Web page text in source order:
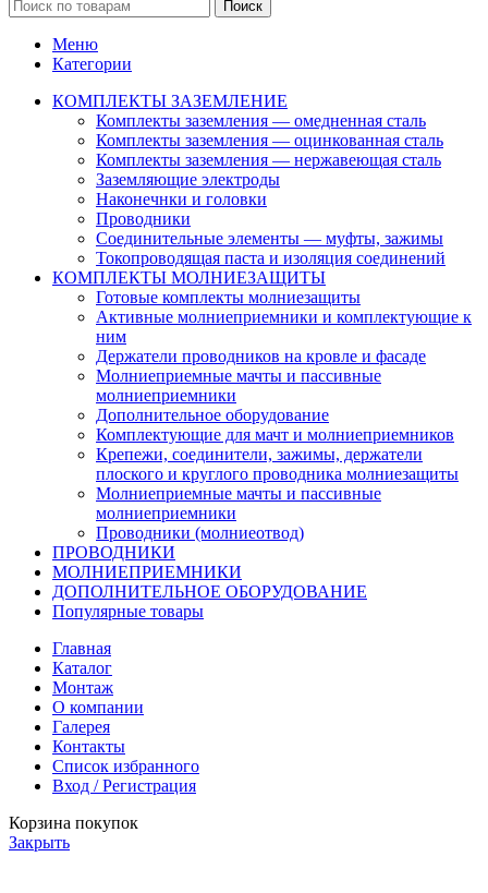
Поиск
Меню
Категории
КОМПЛЕКТЫ ЗАЗЕМЛЕНИЕ
Комплекты заземления — омедненная сталь
Комплекты заземления — оцинкованная сталь
Комплекты заземления — нержавеющая сталь
Заземляющие электроды
Наконечнки и головки
Проводники
Соединительные элементы — муфты, зажимы
Токопроводящая паста и изоляция соединений
КОМПЛЕКТЫ МОЛНИЕЗАЩИТЫ
Готовые комплекты молниезащиты
Активные молниеприемники и комплектующие к
ним
Держатели проводников на кровле и фасаде
Молниеприемные мачты и пассивные
молниеприемники
Дополнительное оборудование
Комплектующие для мачт и молниеприемников
Крепежи, соединители, зажимы, держатели
плоского и круглого проводника молниезащиты
Молниеприемные мачты и пассивные
молниеприемники
Проводники (молниеотвод)
ПРОВОДНИКИ
МОЛНИЕПРИЕМНИКИ
ДОПОЛНИТЕЛЬНОЕ ОБОРУДОВАНИЕ
Популярные товары
Главная
Каталог
Монтаж
О компании
Галерея
Контакты
Список избранного
Вход / Регистрация
Корзина покупок
Закрыть